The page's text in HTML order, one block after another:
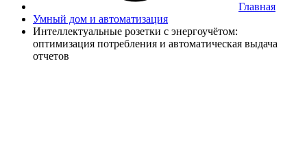
Главная
Умный дом и автоматизация
Интеллектуальные розетки с энергоучётом:
оптимизация потребления и автоматическая выдача
отчетов